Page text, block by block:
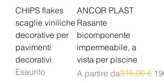
CHIPS flakes
scaglie viniliche
decorative per
pavimenti
decorativi
Esaurito
ANCOR PLAST
Rasante
bicomponente
impermeabile, a
vista per piscine
A partire da
Prezzo regolare315,00 €
Prezzo scontato